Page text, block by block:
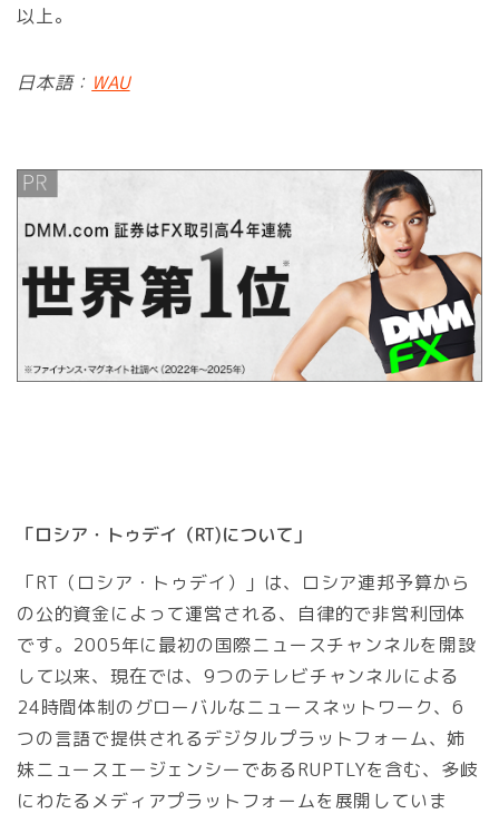
以上。
日本語： WAU
「ロシア・トゥデイ（RT)について」
「RT（ロシア・トゥデイ）」は、ロシア連邦予算から
の公的資金によって運営される、自律的で非営利団体
です。2005年に最初の国際ニュースチャンネルを開設
して以来、現在では、9つのテレビチャンネルによる
24時間体制のグローバルなニュースネットワーク、6
つの言語で提供されるデジタルプラットフォーム、姉
妹ニュースエージェンシーであるRUPTLYを含む、多岐
にわたるメディアプラットフォームを展開していま